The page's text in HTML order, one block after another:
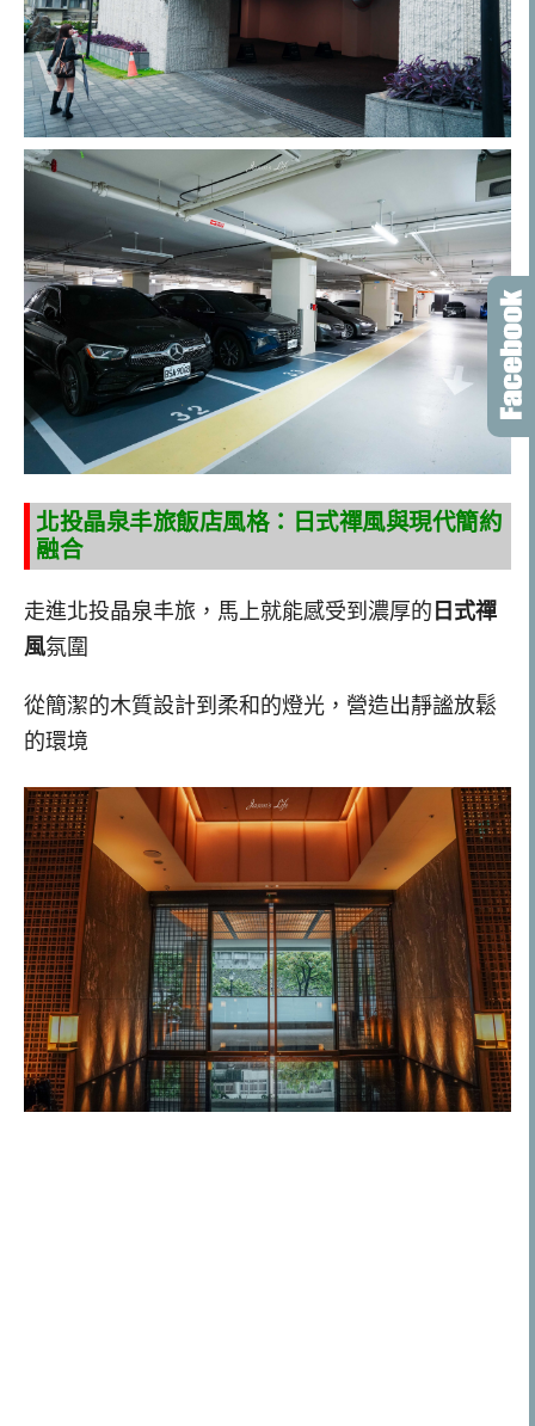
北投晶泉丰旅飯店風格：日式禪風與現代簡約
融合
走進北投晶泉丰旅，馬上就能感受到濃厚的 日式禪
風氛圍
從簡潔的木質設計到柔和的燈光，營造出靜謐放鬆
的環境